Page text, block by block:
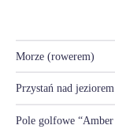
Morze (rowerem)
Przystań nad